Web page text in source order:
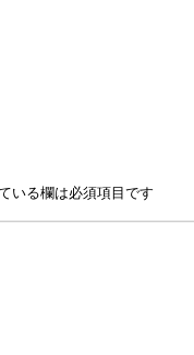
いる欄は必須項目です